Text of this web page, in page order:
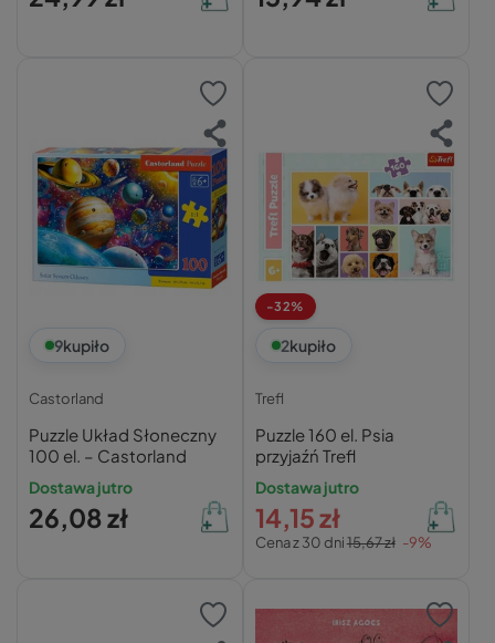
9kupiło
Castorland
Puzzle Układ Słoneczny
100 el. – Castorland
Dostawa jutro
26,08 zł
-32%
2kupiło
Trefl
Puzzle 160 el. Psia
przyjaźń Trefl
Dostawa jutro
Cena z 30 dni15,67 zł -9%
14,15 zł